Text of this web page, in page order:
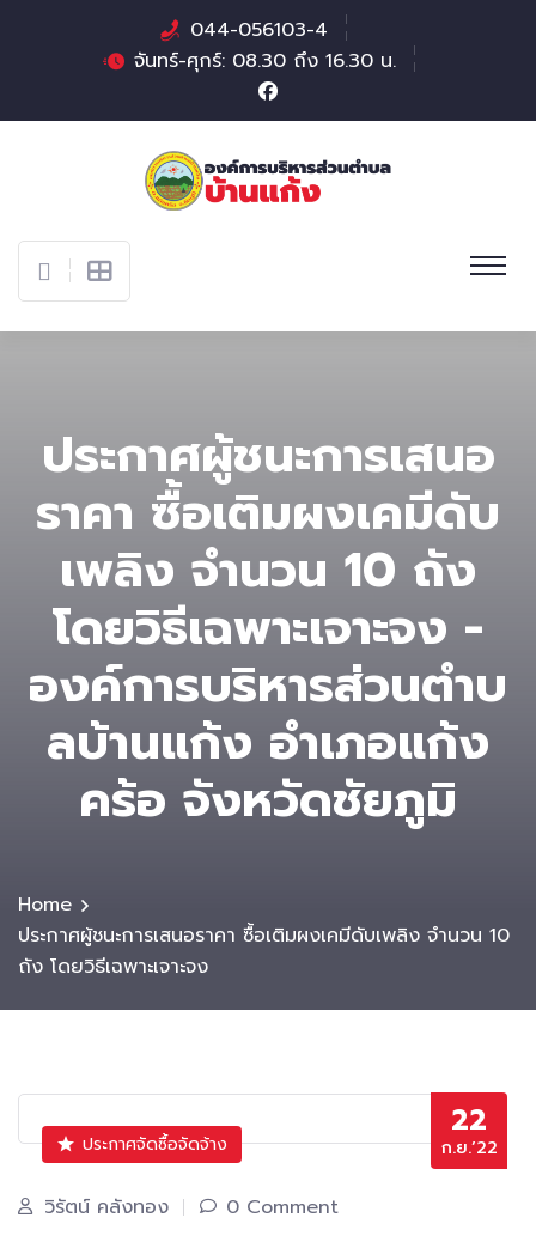
044-056103-4
จันทร์-ศุกร์: 08.30 ถึง 16.30 น.
ประกาศผู้ชนะการเสนอ
ราคา ซื้อเติมผงเคมีดับ
เพลิง จำนวน 10 ถัง
โดยวิธีเฉพาะเจาะจง -
องค์การบริหารส่วนตําบ
ลบ้านแก้ง อำเภอแก้ง
คร้อ จังหวัดชัยภูมิ
Home
ประกาศผู้ชนะการเสนอราคา ซื้อเติมผงเคมีดับเพลิง จำนวน 10
ถัง โดยวิธีเฉพาะเจาะจง
22
ก.ย.’22
ประกาศจัดซื้อจัดจ้าง
วิรัตน์ คลังทอง 0 Comment